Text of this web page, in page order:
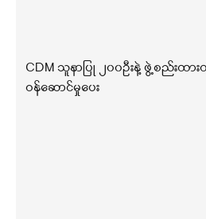
CDM သူနာပြု ၂၀၀ဦးနဲ့ ဖွဲ့စည်းထား
ဝန်ဆောင်မှုပေး